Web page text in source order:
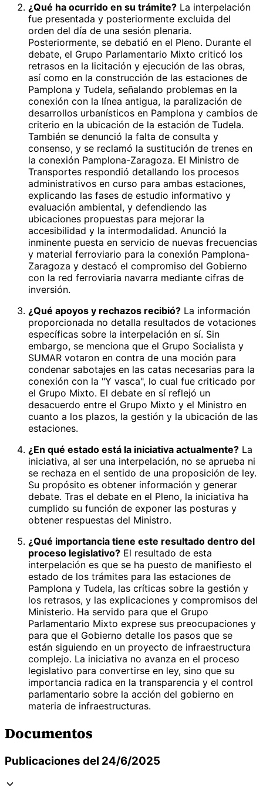
¿Qué ha ocurrido en su trámite? La interpelación
fue presentada y posteriormente excluida del
orden del día de una sesión plenaria.
Posteriormente, se debatió en el Pleno. Durante el
debate, el Grupo Parlamentario Mixto criticó los
retrasos en la licitación y ejecución de las obras,
así como en la construcción de las estaciones de
Pamplona y Tudela, señalando problemas en la
conexión con la línea antigua, la paralización de
desarrollos urbanísticos en Pamplona y cambios de
criterio en la ubicación de la estación de Tudela.
También se denunció la falta de consulta y
consenso, y se reclamó la sustitución de trenes en
la conexión Pamplona-Zaragoza. El Ministro de
Transportes respondió detallando los procesos
administrativos en curso para ambas estaciones,
explicando las fases de estudio informativo y
evaluación ambiental, y defendiendo las
ubicaciones propuestas para mejorar la
accesibilidad y la intermodalidad. Anunció la
inminente puesta en servicio de nuevas frecuencias
y material ferroviario para la conexión Pamplona-
Zaragoza y destacó el compromiso del Gobierno
con la red ferroviaria navarra mediante cifras de
inversión.
¿Qué apoyos y rechazos recibió? La información
proporcionada no detalla resultados de votaciones
específicas sobre la interpelación en sí. Sin
embargo, se menciona que el Grupo Socialista y
SUMAR votaron en contra de una moción para
condenar sabotajes en las catas necesarias para la
conexión con la "Y vasca", lo cual fue criticado por
el Grupo Mixto. El debate en sí reflejó un
desacuerdo entre el Grupo Mixto y el Ministro en
cuanto a los plazos, la gestión y la ubicación de las
estaciones.
¿En qué estado está la iniciativa actualmente? La
iniciativa, al ser una interpelación, no se aprueba ni
se rechaza en el sentido de una proposición de ley.
Su propósito es obtener información y generar
debate. Tras el debate en el Pleno, la iniciativa ha
cumplido su función de exponer las posturas y
obtener respuestas del Ministro.
¿Qué importancia tiene este resultado dentro del
proceso legislativo? El resultado de esta
interpelación es que se ha puesto de manifiesto el
estado de los trámites para las estaciones de
Pamplona y Tudela, las críticas sobre la gestión y
los retrasos, y las explicaciones y compromisos del
Ministerio. Ha servido para que el Grupo
Parlamentario Mixto exprese sus preocupaciones y
para que el Gobierno detalle los pasos que se
están siguiendo en un proyecto de infraestructura
complejo. La iniciativa no avanza en el proceso
legislativo para convertirse en ley, sino que su
importancia radica en la transparencia y el control
parlamentario sobre la acción del gobierno en
materia de infraestructuras.
Documentos
Publicaciones del 24/6/2025